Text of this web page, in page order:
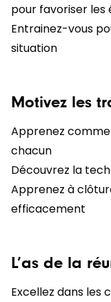
pour favoriser les
Entrainez-vous
situation
Motivez les
Apprenez
chacun
Découvrez la
Apprenez à
efficacement
L’as de la
Excellez dans les